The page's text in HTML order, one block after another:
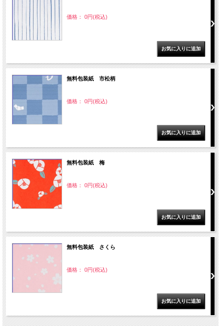
価格： 0円(税込)
無料包装紙 市松柄
価格： 0円(税込)
無料包装紙 梅
価格： 0円(税込)
無料包装紙 さくら
価格： 0円(税込)